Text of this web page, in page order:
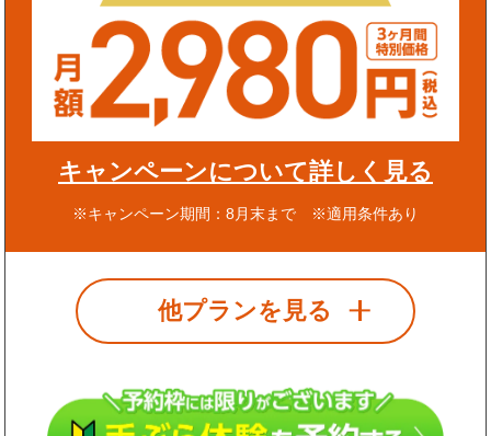
キャンペーンについて詳しく見る
※キャンペーン期間：8月末まで ※適用条件あり
他プランを見る